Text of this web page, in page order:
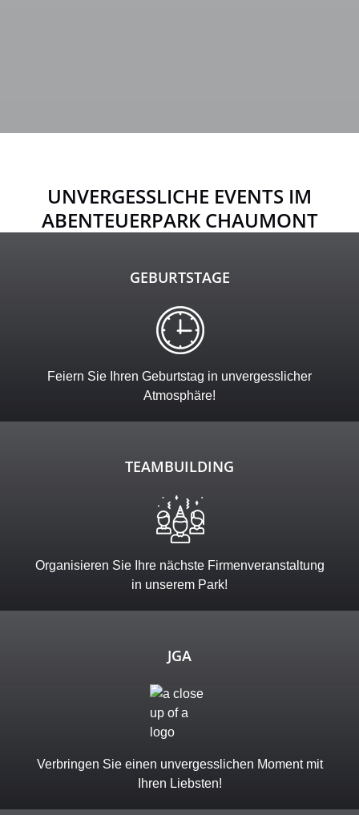
UNVERGESSLICHE EVENTS IM
ABENTEUERPARK CHAUMONT
GEBURTSTAGE
Feiern Sie Ihren Geburtstag in unvergesslicher
Atmosphäre!
TEAMBUILDING
Organisieren Sie Ihre nächste Firmenveranstaltung
in unserem Park!
JGA
Verbringen Sie einen unvergesslichen Moment mit
Ihren Liebsten!